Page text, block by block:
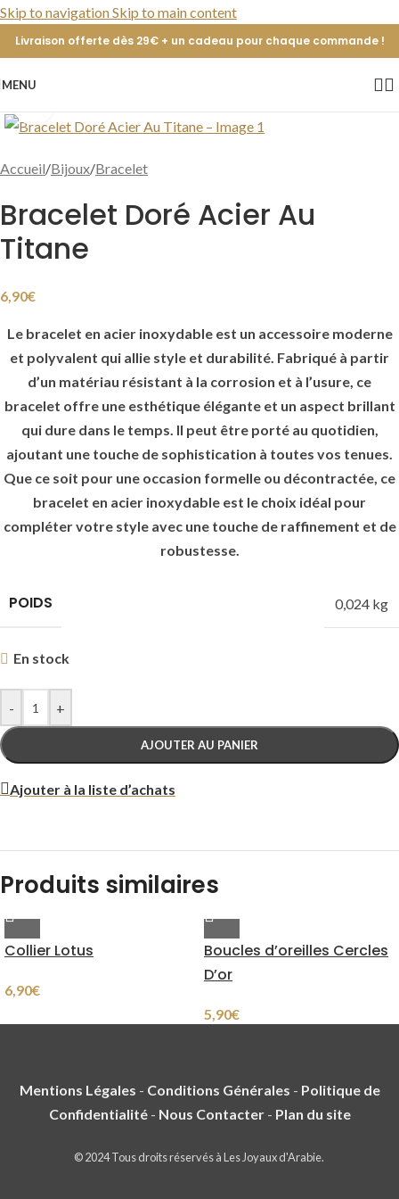
Skip to navigationSkip to main content
Livraison offerte dès 29€ + un cadeau pour chaque commande !
MENU
Accueil/Bijoux/Bracelet
Bracelet Doré Acier Au
Titane
6,90€
Le bracelet en acier inoxydable est un accessoire moderne
et polyvalent qui allie style et durabilité. Fabriqué à partir
d’un matériau résistant à la corrosion et à l’usure, ce
bracelet offre une esthétique élégante et un aspect brillant
qui dure dans le temps. Il peut être porté au quotidien,
ajoutant une touche de sophistication à toutes vos tenues.
Que ce soit pour une occasion formelle ou décontractée, ce
bracelet en acier inoxydable est le choix idéal pour
compléter votre style avec une touche de raffinement et de
robustesse.
POIDS 0,024 kg
En stock
- +
AJOUTER AU PANIER
Ajouter à la liste d’achats
Produits similaires
Collier Lotus
6,90€
Boucles d’oreilles Cercles
D’or
5,90€
Mentions Légales - Conditions Générales - Politique de
Confidentialité- Nous Contacter- Plan du site
© 2024 Tous droits réservés à Les Joyaux d'Arabie.